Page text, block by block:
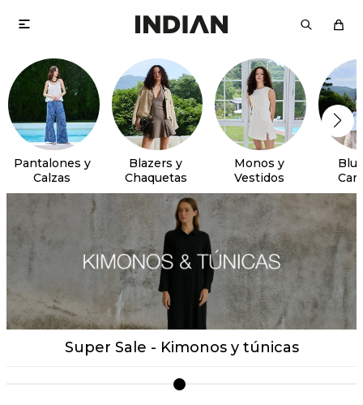

Pantalones y
Calzas
Blazers y
Chaquetas
Monos y
Vestidos
Super Sale - Kimonos y túnicas